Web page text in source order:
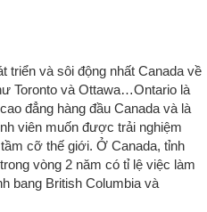
triển và sôi động nhất Canada về
Toronto và Ottawa…Ontario là
đẳng hàng đầu Canada và là
viên muốn được trải nghiệm
cỡ thế giới. Ở Canada, tỉnh
vòng 2 năm có tỉ lệ việc làm
bang British Columbia và